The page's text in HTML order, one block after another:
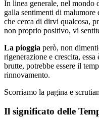
In linea generale, nel mondo
galla sentimenti di
che cerca di dirvi qualcosa,
non proprio positivo, vi
La pioggia però, non
rigenerazione e crescita,
brutte, potrebbe essere il
rinnovamento.
Scorriamo la pagina e
Il significato delle